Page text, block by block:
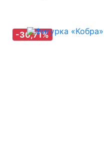
-30,71%